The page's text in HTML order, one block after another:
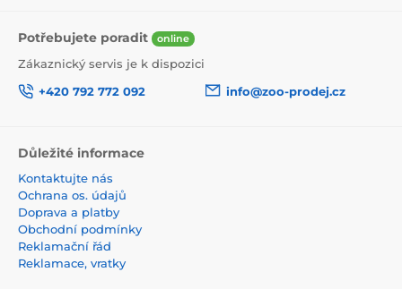
Potřebujete poradit online
Zákaznický servis je k dispozici
+420 792 772 092
info@zoo-prodej.cz
Důležité informace
Kontaktujte nás
Ochrana os. údajů
Doprava a platby
Obchodní podmínky
Reklamační řád
Reklamace, vratky